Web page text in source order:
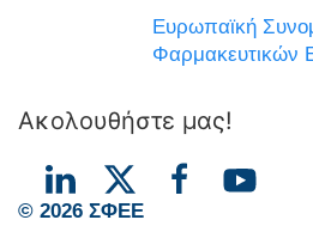
Ευρωπαϊκή
Φαρμακευτικών
Ακολουθήστε μας!
© 2026 ΣΦΕΕ